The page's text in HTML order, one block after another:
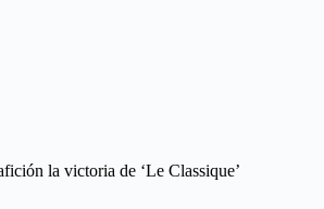
la victoria de ‘Le Classique’